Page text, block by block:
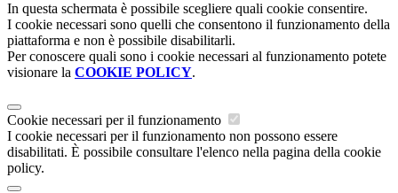
In questa schermata è possibile scegliere quali cookie consentire.
I cookie necessari sono quelli che consentono il funzionamento della
piattaforma e non è possibile disabilitarli.
Per conoscere quali sono i cookie necessari al funzionamento potete
visionare la COOKIE POLICY.
Cookie necessari per il funzionamento
I cookie necessari per il funzionamento non possono essere
disabilitati. È possibile consultare l'elenco nella pagina della cookie
policy.